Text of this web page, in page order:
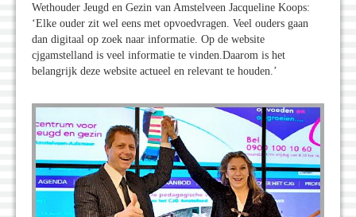
Wethouder Jeugd en Gezin van Amstelveen Jacqueline Koops:
‘Elke ouder zit wel eens met opvoedvragen. Veel ouders gaan
dan digitaal op zoek naar informatie. Op de website
cjgamstelland is veel informatie te vinden.Daarom is het
belangrijk deze website actueel en relevant te houden.’